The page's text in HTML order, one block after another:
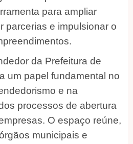
para ampliar
parcerias e impulsionar o
da Prefeitura de
um papel fundamental no
e na
processos de abertura
O espaço reúne,
municipais e